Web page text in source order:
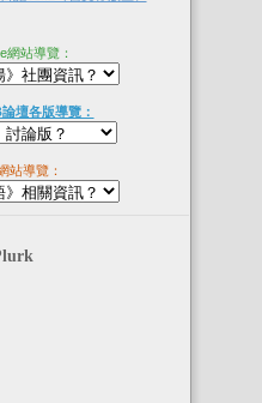
網站導覽：
壇各版導覽：
站導覽：